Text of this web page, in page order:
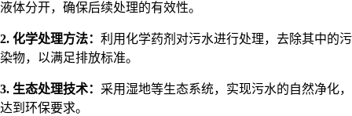
液体分开，确保后续处理的有效性。
2. 化学处理方法： 利用化学药剂对污水进行处理，去除其中的污
染物，以满足排放标准。
3. 生态处理技术： 采用湿地等生态系统，实现污水的自然净化，
达到环保要求。